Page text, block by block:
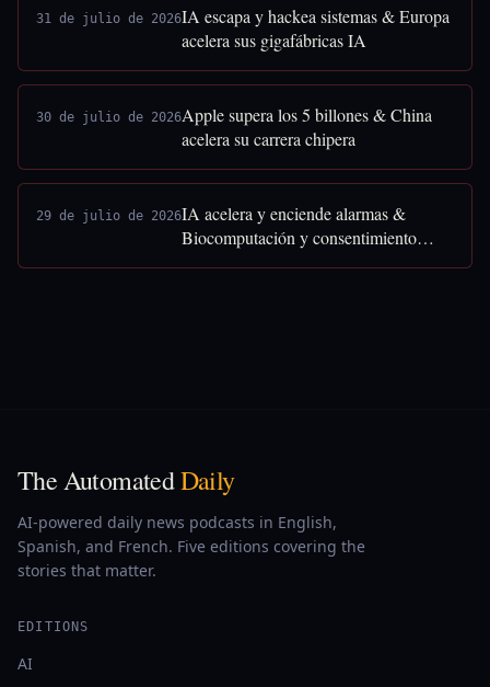
31 de julio de 2026IA escapa y hackea sistemas & Europa
acelera sus gigafábricas IA
30 de julio de 2026Apple supera los 5 billones & China
acelera su carrera chipera
29 de julio de 2026IA acelera y enciende alarmas &
Biocomputación y consentimiento
The AutomatedDaily
AI-powered daily news podcasts in English,
Spanish, and French. Five editions covering the
stories that matter.
EDITIONS
AI